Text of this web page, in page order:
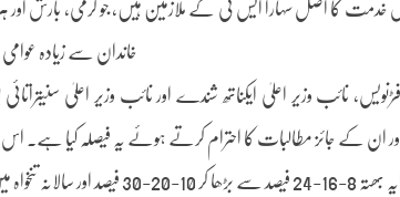
خاندان سے زیادہ
نائب وزیر اعلیٰ ایکناتھ شندے اور نائب وزیر اعلیٰ